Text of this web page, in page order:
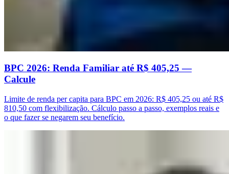
BPC 2026: Renda Familiar até R$ 405,25 —
Calcule
Limite de renda per capita para BPC em 2026: R$ 405,25 ou até R$
810,50 com flexibilização. Cálculo passo a passo, exemplos reais e
o que fazer se negarem seu benefício.